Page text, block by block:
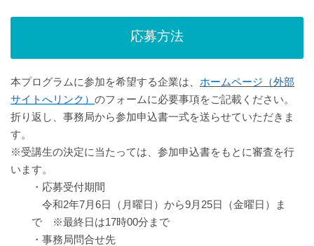
応募方法
本プログラムに参加を希望する企業は、 ホームページ（外部
サイトへリンク） のフォームに必要事項をご記載ください。
折り返し、事務局から参加申込書一式を送らせていただきま
す。
※受講生の決定に当たっては、参加申込書をもとに審査を行
います。
・応募受付期間
令和2年7月6日（月曜日）から9月25日（金曜日）ま
で ※最終日は17時00分まで
・事務局問合せ先